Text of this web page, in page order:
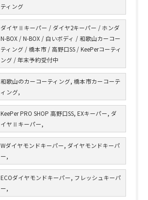
ティング
ダイヤⅡキーパー / ダイヤ2キーパー / ホンダ
N-BOX / N-BOX / 白いボディ / 和歌山カーコー
ティング / 橋本市 / 高野口SS / KeePerコーティ
ング / 年末予約受付中
和歌山のカーコーティング, 橋本市カーコーテ
ィング,
KeePer PRO SHOP 高野口SS, EXキーパー, ダ
イヤⅡキーパー,
Wダイヤモンドキーパー, ダイヤモンドキーパ
ー,
ECOダイヤモンドキーパー, フレッシュキーパ
ー,